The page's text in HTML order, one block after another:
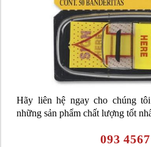
Hãy liên hệ ngay cho chúng
những sản phẩm chất lượng tốt
093